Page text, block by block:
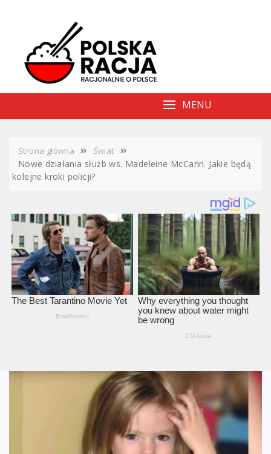
MENU
Strona główna Świat
Nowe działania służb ws. Madeleine McCann. Jakie będą
kolejne kroki policji?